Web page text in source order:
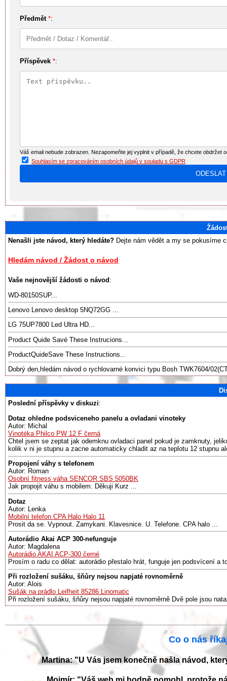
Předmět *:
Příspěvek *:
Váš email nebude zobrazen. Nezapomeňte jej vyplnit v případě, že chcete obdržet
Souhlasím se zpracováním osobních údajů v souladu s GDPR
Nenašli jste návod, který hledáte? Dejte nám vědět a my se pokusíme
Hledám návod / Žádost o návod
Vaše nejnovější žádosti o návod :
WD-80150SUP...
Lenovo Lenovo desktop 5NQ72GG ...
LG 75UP7800 Led Ultra HD...
Product Quide Savé These Instrucions...
ProductQuideSave These Instructions...
Dobrý den,hledám návod o rychlovarné konvici typu Bosh TWK7604/
Poslední příspěvky v diskuzi:
Dotaz ohledne podsviceneho panelu a ovladani vinoteky
Autor: Michal
Vinotéka Philco PW 12 F černá
Chtel jsem se zeptat jak odemknu ovladaci panel pokud je zamknuty,
kolik v ni je stupnu a zacne automaticky chladit az na teplotu 12 stupnu
Propojení váhy s telefonem
Autor: Roman
Osobní fitness váha SENCOR SBS 5050BK
Jak propojit váhu s mobilem. Děkuji Kurz ...
Dotaz
Autor: Lenka
Mobilní telefon CPA Halo Halo 11
Prosit da se. Vypnout. Zamykani. Klavesnice. U. Telefone. CPA halo ...
Autorádio Akai ACP 300-nefunguje
Autor: Magdalena
Autorádio AKAI ACP-300 černé
Prosím o radu co dělat: autorádio přestalo hrát, funguje jen podsvícení a
Při rozložení sušáku, šňůry nejsou napjaté rovnoměrně
Autor: Alois
Sušák na prádlo Leifheit 85286 Linomatic
Při rozložení sušáku, šňůry nejsou napjaté rovnoměrně Dvě pole jsou
Co o nás
Martina: "U Vás jsem konečně našla návod,